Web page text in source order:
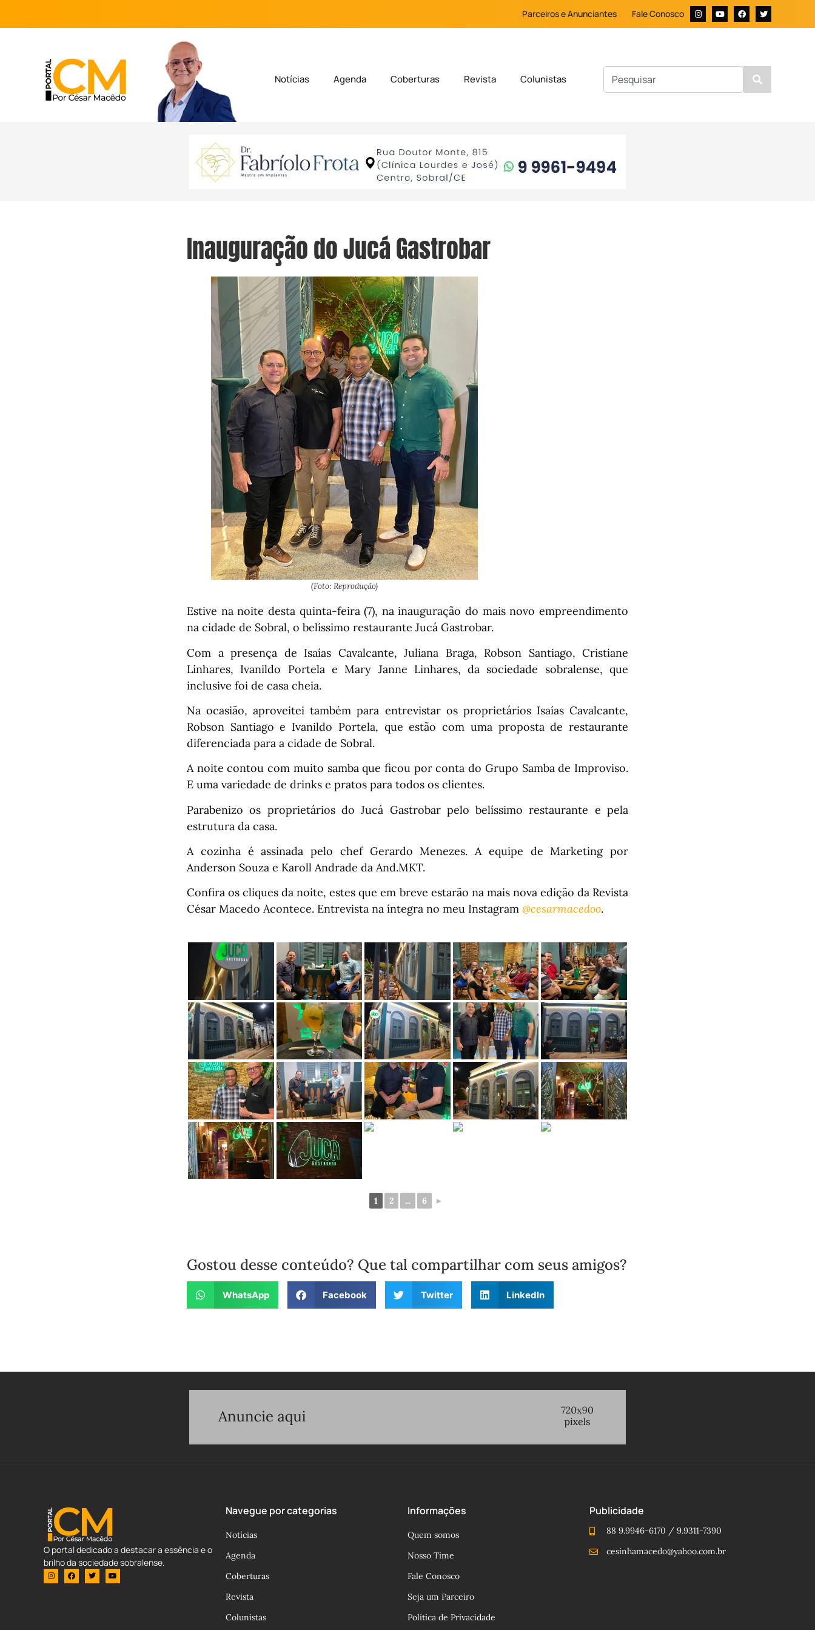
Parceiros e Anunciantes Fale Conosco
Notícias Agenda Coberturas Revista Colunistas
Inauguração do Jucá Gastrobar
(Foto: Reprodução)
Estive na noite desta quinta-feira (7), na inauguração do mais novo empreendimento
na cidade de Sobral, o belíssimo restaurante Jucá Gastrobar.
Com a presença de Isaías Cavalcante, Juliana Braga, Robson Santiago, Cristiane
Linhares, Ivanildo Portela e Mary Janne Linhares, da sociedade sobralense, que
inclusive foi de casa cheia.
Na ocasião, aproveitei também para entrevistar os proprietários Isaías Cavalcante,
Robson Santiago e Ivanildo Portela, que estão com uma proposta de restaurante
diferenciada para a cidade de Sobral.
A noite contou com muito samba que ficou por conta do Grupo Samba de Improviso.
E uma variedade de drinks e pratos para todos os clientes.
Parabenizo os proprietários do Jucá Gastrobar pelo belíssimo restaurante e pela
estrutura da casa.
A cozinha é assinada pelo chef Gerardo Menezes. A equipe de Marketing por
Anderson Souza e Karoll Andrade da And.MKT.
Confira os cliques da noite, estes que em breve estarão na mais nova edição da Revista
César Macedo Acontece. Entrevista na íntegra no meu Instagram @cesarmacedoo.
1 2 ... 6 ►
Gostou desse conteúdo? Que tal compartilhar com seus amigos?
WhatsApp Facebook Twitter LinkedIn
O portal dedicado a destacar a essência e o
brilho da sociedade sobralense.
Navegue por categorias
Notícias
Agenda
Coberturas
Revista
Colunistas
Informações
Quem somos
Nosso Time
Fale Conosco
Seja um Parceiro
Política de Privacidade
Publicidade
88 9.9946-6170 / 9.9311-7390
cesinhamacedo@yahoo.com.br